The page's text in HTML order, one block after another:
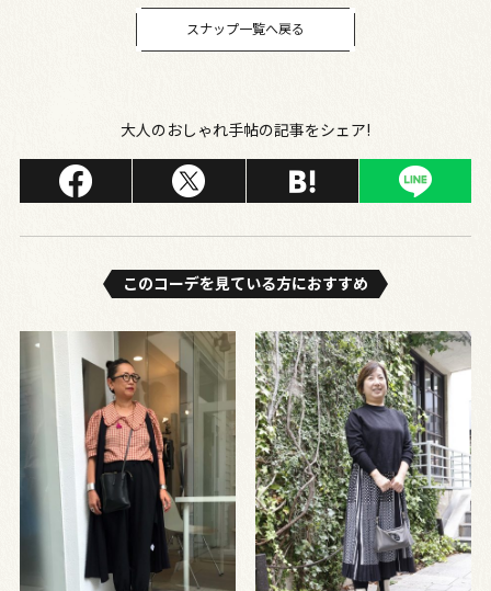
スナップ一覧へ戻る
大人のおしゃれ手帖の記事をシェア!
このコーデを⾒ている⽅におすすめ